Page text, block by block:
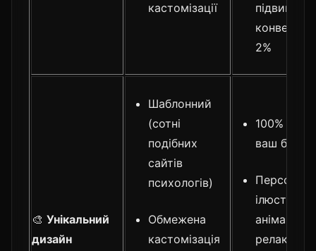
кастомізації
конверсії
2%
🎨 Унікальний
дизайн
Шаблонний
(сотні
подібних
сайтів
психологів)
Обмежена
кастомізація
100% під
ваш бренд
ілюстрації,
анімації
релаксу